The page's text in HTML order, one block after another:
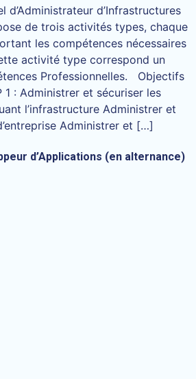
d’Administrateur d’Infrastructures
de trois activités types, chaque
les compétences nécessaires
activité type correspond un
Professionnelles. Objectifs
: Administrer et sécuriser les
l’infrastructure Administrer et
Administrer et […]
d’Applications (en alternance)